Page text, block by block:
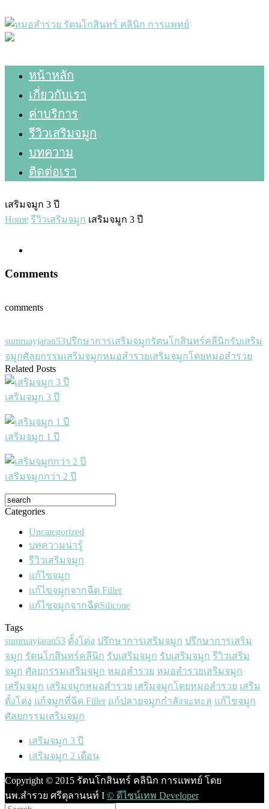
หน้าหลัก
เกี่ยวกับเรา
ค่าบริการ
รีวิวเสริมจมูก
บทความ
ติดต่อเรา
เสริมจมูก 3 ปี
Home รีวิวเสริมจมูก เสริมจมูก 3 ปี
Comments
comments
sumruayjaran53ปรึกษาการเสริมจมูกรัตนโกสินทร์คลีนิกรับเสริม
จมูกศัลยกรรมเสริมจมูกหมอสำรวยเสริมจมูกโดยหมอสำรวย
Related Posts
เสริมจมูก 3 ปี
เสริมจมูก 1 ปี
เสริมจมูกกว่า 2 ปี
Categories
Uncategorized
บทความน่ารู้
รีวิวเสริมจมูก
แก้ไขจมูก
แก้ไขจมูกจากฉีด Filler
แก้ไขจมูกจากฉีดSilicone
Tags
sumruayjaran53 ดั้งโด่ง ปรึกษาการเสริมจมูก ปรึกษาการเสริม
จมูก รัตนโกสินทร์คลีนิก รับเสริมจมูก รับเสริมจมูก รีวิวเสริม
จมูก ศัลยกรรมเสริมจมูก หมอสำรวย หมอสำรวยเสริมจมูก
เสริมจมูก เสริมจมูกหมอสำรวย เสริมจมูกโดยหมอสำรวย เสริม
ดั้งโด่ง แก้จมูกที่ฉีด Filler แก้ปลายจมูกกำลังจะทะลุ แก้ไขจมูก
‎ศัลยกรรมเสริมจมูก‬
เสริมจมูก 3 ปี
เสริมจมูก 2 เดือน
Copyright © 2015 รัตนโกสินทร์ คลินิก การแพทย์ โดย
นพ.สำรวย ศรีตุลานนท์ I © ดีไซน์เทพ Developer